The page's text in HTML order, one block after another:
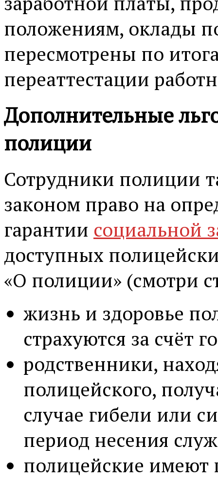
положениям, оклады
пересмотрены по
переаттестации
Дополнительные
полиции
Сотрудники полиции
законом право на
гарантии социальной
доступных
«О полиции» (смотри
жизнь и здоровье
страхуются за счёт
родственники,
полицейского,
случае гибели или
период несения
полицейские имеют